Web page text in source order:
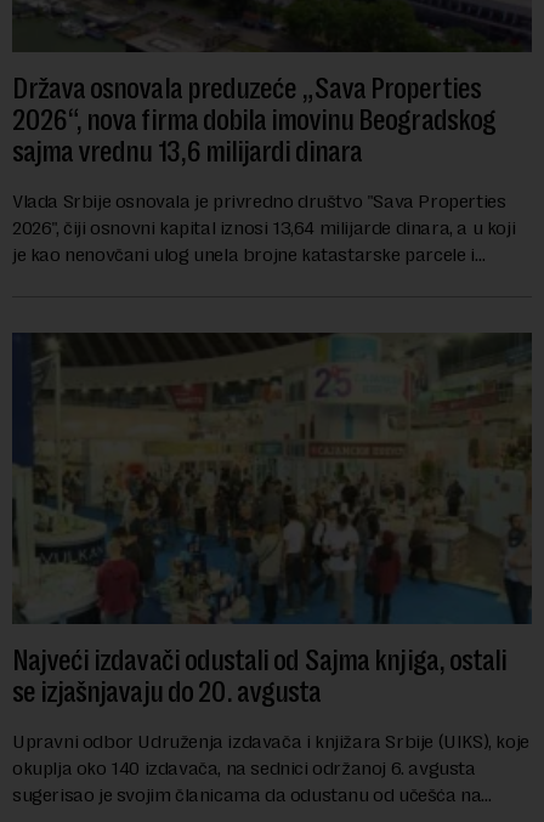
Država osnovala preduzeće „Sava Properties
2026“, nova firma dobila imovinu Beogradskog
sajma vrednu 13,6 milijardi dinara
Vlada Srbije osnovala je privredno društvo "Sava Properties
2026", čiji osnovni kapital iznosi 13,64 milijarde dinara, a u koji
je kao nenovčani ulog unela brojne katastarske parcele i
Najveći izdavači odustali od Sajma knjiga, ostali
se izjašnjavaju do 20. avgusta
Upravni odbor Udruženja izdavača i knjižara Srbije (UIKS), koje
okuplja oko 140 izdavača, na sednici održanoj 6. avgusta
sugerisao je svojim članicama da odustanu od učešća na